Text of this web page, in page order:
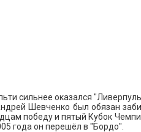
сильнее оказался
Шевченко был обязан
победу и пятый Кубок
года он перешёл в "Бордо".